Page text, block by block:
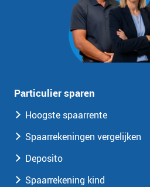
Particulier sparen
Hoogste spaarrente
Spaarrekeningen vergelijken
Deposito
Spaarrekening kind